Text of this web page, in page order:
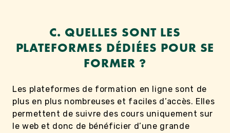
C. QUELLES SONT LES
PLATEFORMES DÉDIÉES POUR SE
FORMER ?
Les plateformes de formation en ligne sont de
plus en plus nombreuses et faciles d’accès. Elles
permettent de suivre des cours uniquement sur
le web et donc de bénéficier d’une grande